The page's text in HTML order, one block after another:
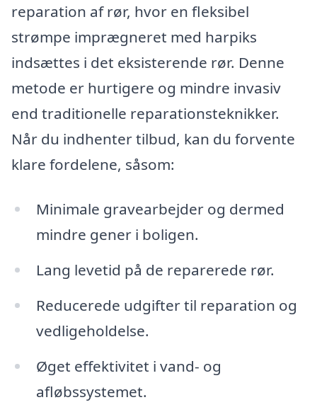
reparation af rør, hvor en fleksibel
strømpe imprægneret med harpiks
indsættes i det eksisterende rør. Denne
metode er hurtigere og mindre invasiv
end traditionelle reparationsteknikker.
Når du indhenter tilbud, kan du forvente
klare fordelene, såsom:
Minimale gravearbejder og dermed
mindre gener i boligen.
Lang levetid på de reparerede rør.
Reducerede udgifter til reparation og
vedligeholdelse.
Øget effektivitet i vand- og
afløbssystemet.